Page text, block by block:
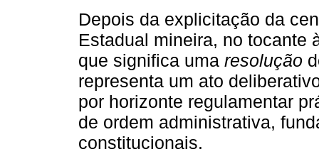
Depois da explicitação da
Estadual mineira, no tocante
que significa uma resolução
representa um ato
por horizonte regulamentar
de ordem administrativa,
constitucionais.